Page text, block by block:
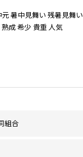
暑中見舞い 残暑見舞
成 希少 貴重 人気
組合